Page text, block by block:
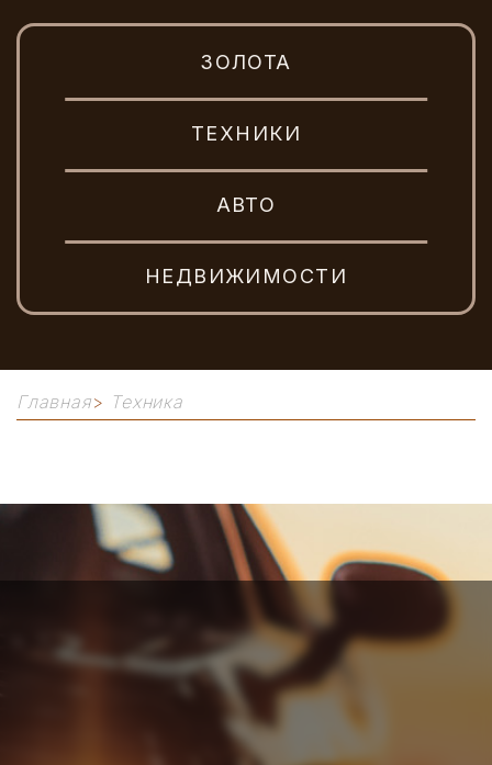
ЗОЛОТА
ТЕХНИКИ
АВТО
НЕДВИЖИМОСТИ
Главная> Техника